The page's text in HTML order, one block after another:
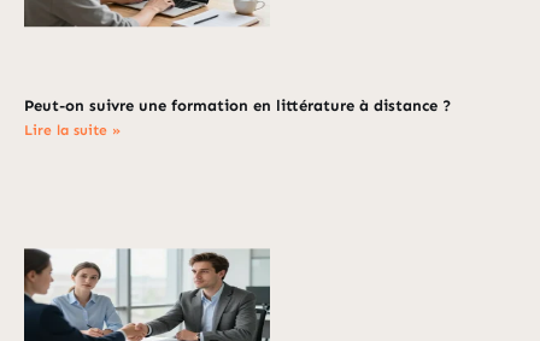
Peut-on suivre une formation en littérature à distance ?
Lire la suite »